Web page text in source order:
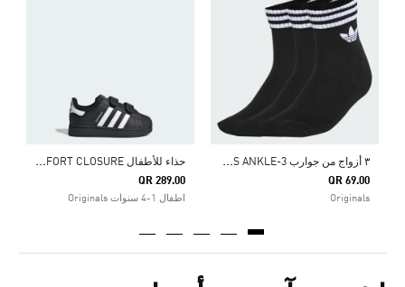
٣
أزواج من جوارب 3-STRIPES ANKLE
QR 69.00
Originals
ح
ذاء للأطفال SUPERSTAR II COMFORT CLOSURE
QR 289.00
اطفال 1-4 سنوات Originals